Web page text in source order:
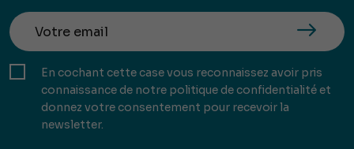
En cochant cette case vous reconnaissez avoir pris
connaissance de notre politique de confidentialité et
donnez votre consentement pour recevoir la
newsletter.